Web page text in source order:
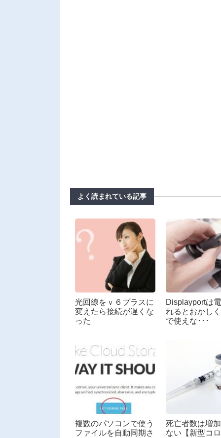
よく読まれている記事
光回線をｖ６プラスに
変えたら接続が遅くな
った
Displayportは
れるとおかし
で使えな･･･
複数のパソコンで使う
ファイルを自動同期さ
死亡者数は増
ない【新型コロ